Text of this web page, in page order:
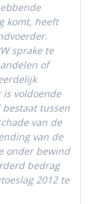
komt, heeft
sprake te
of
is voldoende
tussen
van de
van de
onder bewind
bedrag
2012 te